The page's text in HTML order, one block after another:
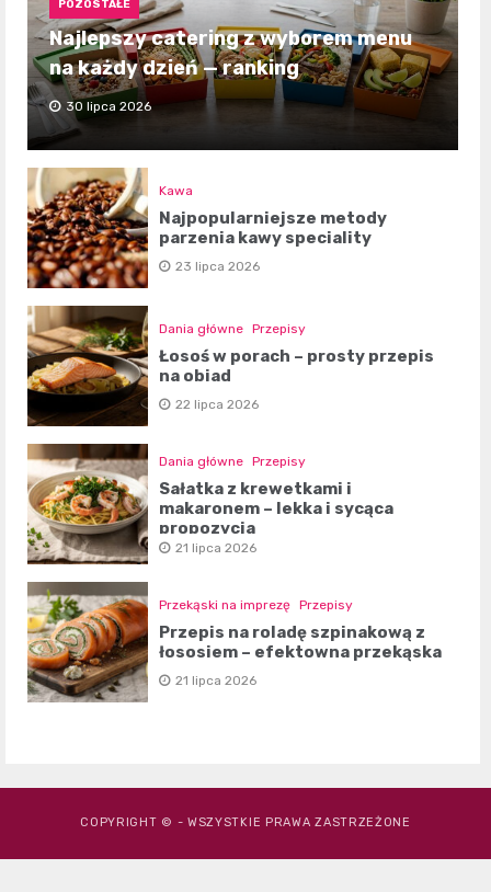
POZOSTAŁE
Najlepszy catering z wyborem menu
na każdy dzień — ranking
30 lipca 2026
Kawa
Najpopularniejsze metody
parzenia kawy speciality
23 lipca 2026
Dania główne Przepisy
Łosoś w porach – prosty przepis
na obiad
22 lipca 2026
Dania główne Przepisy
Sałatka z krewetkami i
makaronem – lekka i sycąca
propozycja
21 lipca 2026
Przekąski na imprezę Przepisy
Przepis na roladę szpinakową z
łososiem – efektowna przekąska
21 lipca 2026
COPYRIGHT © - WSZYSTKIE PRAWA ZASTRZEŻONE